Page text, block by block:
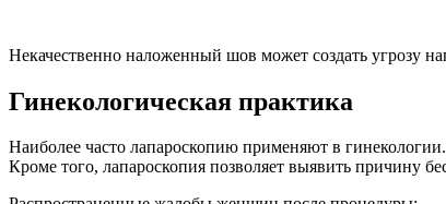
Некачественно наложенный шов может создать угрозу
Гинекологическая практика
Наиболее часто лапароскопию применяют в
Кроме того, лапароскопия позволяет выявить причину